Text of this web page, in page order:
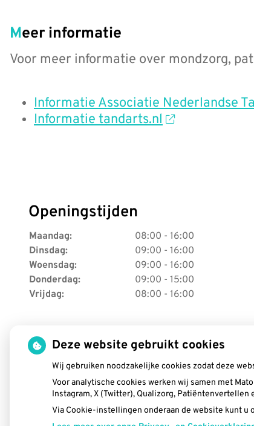
Meer informatie
Voor meer informatie over mondzorg,
Informatie Associatie Nederlandse
Informatie tandarts.nl
Openingstijden
Maandag:
08:00 - 16:00
Dinsdag:
09:00 - 16:00
Woensdag:
09:00 - 16:00
Donderdag:
09:00 - 15:00
Vrijdag:
08:00 - 16:00
Deze website gebruikt cookies
Wij gebruiken noodzakelijke cookies zodat deze
Voor analytische cookies werken wij samen met
Instagram, X (Twitter), Qualizorg,
Via Cookie-instellingen onderaan de website kunt u